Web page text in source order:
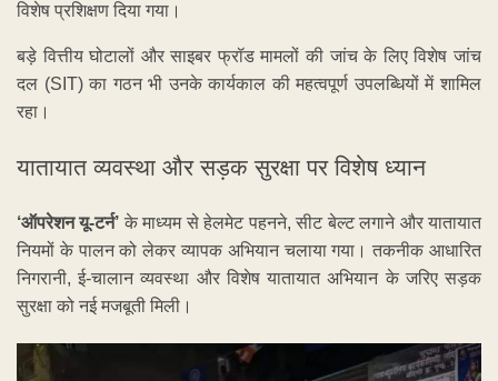
विशेष प्रशिक्षण दिया गया।
बड़े वित्तीय घोटालों और साइबर फ्रॉड मामलों की जांच के लिए विशेष जांच
दल (SIT) का गठन भी उनके कार्यकाल की महत्वपूर्ण उपलब्धियों में शामिल
रहा।
यातायात व्यवस्था और सड़क सुरक्षा पर विशेष ध्यान
‘ऑपरेशन यू-टर्न’ के माध्यम से हेलमेट पहनने, सीट बेल्ट लगाने और यातायात
नियमों के पालन को लेकर व्यापक अभियान चलाया गया। तकनीक आधारित
निगरानी, ई-चालान व्यवस्था और विशेष यातायात अभियान के जरिए सड़क
सुरक्षा को नई मजबूती मिली।